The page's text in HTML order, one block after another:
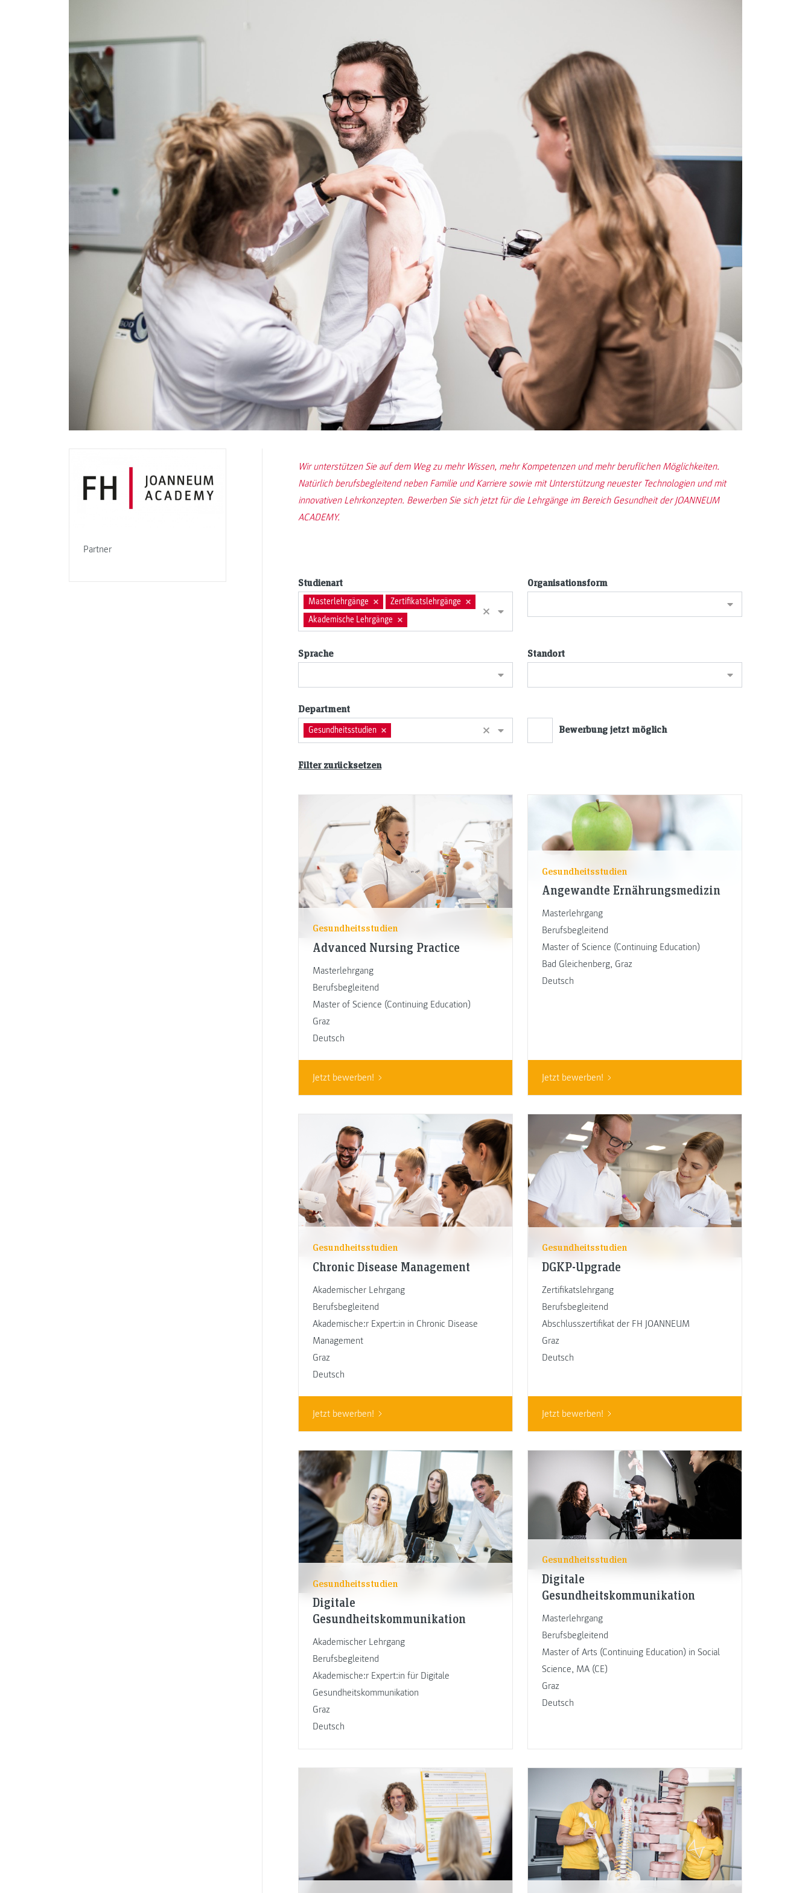
Partner
Wir unterstützen Sie auf dem Weg zu mehr Wissen, mehr Kompetenzen und mehr beruflichen Möglichkeiten.
Natürlich berufsbegleitend neben Familie und Karriere sowie mit Unterstützung neuester Technologien und mit
innovativen Lehrkonzepten. Bewerben Sie sich jetzt für die Lehrgänge im Bereich Gesundheit der JOANNEUM
ACADEMY.
Studienart
Masterlehrgänge
Zertifikatslehrgänge
Akademische Lehrgänge
postgraduate,
academic_certificate_programme
Organisationsform
Sprache Standort
Department
Gesundheitsstudien Bewerbung jetzt möglich
Filter zurücksetzen
Gesundheitsstudien
Advanced Nursing Practice
Masterlehrgang
Berufsbegleitend
Master of Science (Continuing Education)
Graz
Deutsch
Jetzt bewerben!
Gesundheitsstudien
Angewandte Ernährungsmedizin
Masterlehrgang
Berufsbegleitend
Master of Science (Continuing Education)
Bad Gleichenberg, Graz
Deutsch
Jetzt bewerben!
Gesundheitsstudien
Chronic Disease Management
Akademischer Lehrgang
Berufsbegleitend
Akademische:r Expert:in in Chronic Disease
Management
Graz
Deutsch
Jetzt bewerben!
Gesundheitsstudien
DGKP-Upgrade
Zertifikatslehrgang
Berufsbegleitend
Abschlusszertifikat der FH JOANNEUM
Graz
Deutsch
Jetzt bewerben!
Gesundheitsstudien
Digitale
Gesundheitskommunikation
Akademischer Lehrgang
Berufsbegleitend
Akademische:r Expert:in für Digitale
Gesundheitskommunikation
Graz
Deutsch
Gesundheitsstudien
Digitale
Gesundheitskommunikation
Masterlehrgang
Berufsbegleitend
Master of Arts (Continuing Education) in Social
Science, MA (CE)
Graz
Deutsch